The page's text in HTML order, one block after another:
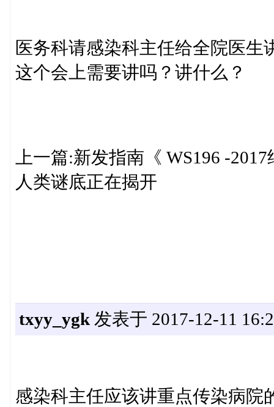
医务科请感染科主任给全院医
这个会上需要讲吗？讲什么？
上一篇:新发指南《 WS196 -
人类谜底正在揭开
txyy_ygk发表于 2017-12-11
感染科主任应该讲重点传染病院